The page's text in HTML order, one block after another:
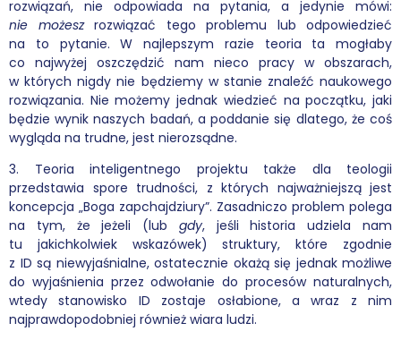
rozwiązań, nie odpowiada na pytania, a jedynie mówi:
nie możeszrozwiązać tego problemu lub odpowiedzieć
na to pytanie. W najlepszym razie teoria ta mogłaby
co najwyżej oszczędzić nam nieco pracy w obszarach,
w których nigdy nie będziemy w stanie znaleźć naukowego
rozwiązania. Nie możemy jednak wiedzieć na początku, jaki
będzie wynik naszych badań, a poddanie się dlatego, że coś
wygląda na trudne, jest nierozsądne.
3. Teoria inteligentnego projektu także dla teologii
przedstawia spore trudności, z których najważniejszą jest
koncepcja „Boga zapchajdziury”. Zasadniczo problem polega
na tym, że jeżeli (lub gdy, jeśli historia udziela nam
tu jakichkolwiek wskazówek) struktury, które zgodnie
z ID są niewyjaśnialne, ostatecznie okażą się jednak możliwe
do wyjaśnienia przez odwołanie do procesów naturalnych,
wtedy stanowisko ID zostaje osłabione, a wraz z nim
najprawdopodobniej również wiara ludzi.